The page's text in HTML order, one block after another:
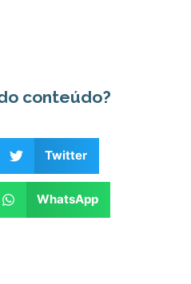
conteúdo?
Twitter
WhatsApp